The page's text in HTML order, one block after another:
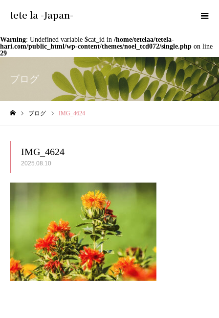
tete la -Japan-
Warning: Undefined variable $cat_id in /home/tetelaa/tetela-
hari.com/public_html/wp-content/themes/noel_tcd072/single.php on line
29
ブログ
ブログ IMG_4624
IMG_4624
2025.08.10